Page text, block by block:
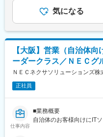
【マネジメントライン】
担当→主任→マネージャ
【募集ポジション】
主任クラス
【キャリアパス】
アカウントプロフェッシ
担っていただきます。社
変更の範囲：会社の定め
■事業規模
担当する領域やお客様に
■ソリューション・商材事例
個別業務アプリケーショ
盤（AWS、Azure等）、
■お客様事例
独立行政法人日本学術振
開発法人高齢・障害・求
ム」
■成長機会（キャリアパス
931万円程度マネージャ
任(リーダー) 昇給：年
年1回 賞与：年1回賃金
通じて上下する可能性が
表記です。
気になる
【大阪】営業（自治体
ーダークラス／ＮＥＣグ
ＮＥＣネクサソリューションズ株
正社員
仕事内容
■業務概要
自治体のお客様向けにIT